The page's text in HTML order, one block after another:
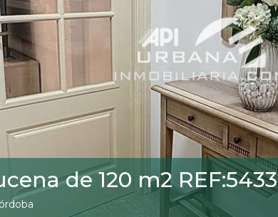
de 120 m2 REF:5433